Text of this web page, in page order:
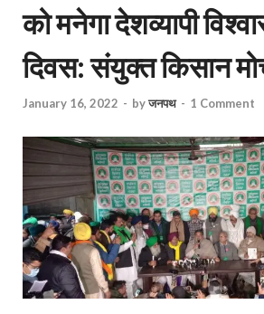
को मनेगा देशव्यापी
दिवस: संयुक्त किसान
January 16, 2022 - byजनपथ - 1 Comment